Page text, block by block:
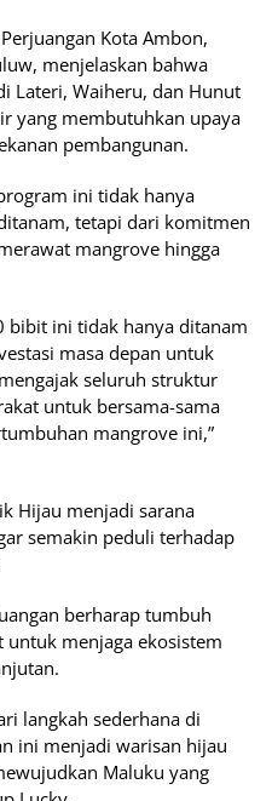
Kota Ambon,
menjelaskan bahwa
Lateri, Waiheru, dan Hunut
yang membutuhkan upaya
pembangunan.
ini tidak hanya
tetapi dari komitmen
mangrove hingga
bibit ini tidak hanya ditanam
masa depan untuk
seluruh struktur
untuk bersama-sama
mangrove ini,”
Hijau menjadi sarana
semakin peduli terhadap
berharap tumbuh
untuk menjaga ekosistem
langkah sederhana di
ini menjadi warisan hijau
Maluku yang